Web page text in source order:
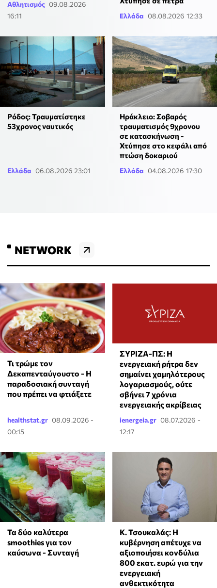
Αθλητισμός 09.08.2026
16:11
Ελλάδα 08.08.2026 12:33
Ρόδος: Τραυματίστηκε
53χρονος ναυτικός
Ελλάδα 06.08.2026 23:01
Ηράκλειο: Σοβαρός
τραυματισμός 9χρονου
σε κατασκήνωση -
Χτύπησε στο κεφάλι από
πτώση δοκαριού
Ελλάδα 04.08.2026 17:30
NETWORK
Τι τρώμε τον
Δεκαπενταύγουστο - Η
παραδοσιακή συνταγή
που πρέπει να φτιάξετε
healthstat.gr 08.09.2026 -
00:15
ΣΥΡΙΖΑ-ΠΣ: Η
ενεργειακή ρήτρα δεν
σημαίνει χαμηλότερους
λογαριασμούς, ούτε
σβήνει 7 χρόνια
ενεργειακής ακρίβειας
ienergeia.gr 08.07.2026 -
12:17
Τα δύο καλύτερα
smoothies για τον
καύσωνα - Συνταγή
Κ. Τσουκαλάς: Η
κυβέρνηση απέτυχε να
αξιοποιήσει κονδύλια
800 εκατ. ευρώ για την
ενεργειακή
ανθεκτικότητα